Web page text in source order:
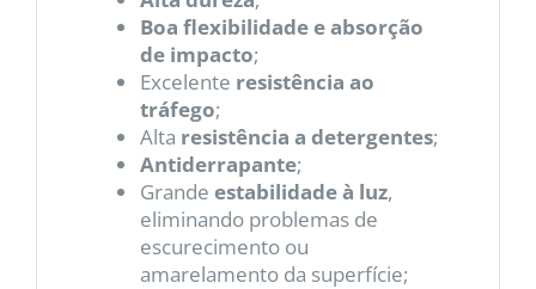
Boa flexibilidade e absorção
de impacto;
Excelente resistência ao
tráfego;
Alta resistência a detergentes;
Antiderrapante;
Grande estabilidade à luz,
eliminando problemas de
escurecimento ou
amarelamento da superfície;